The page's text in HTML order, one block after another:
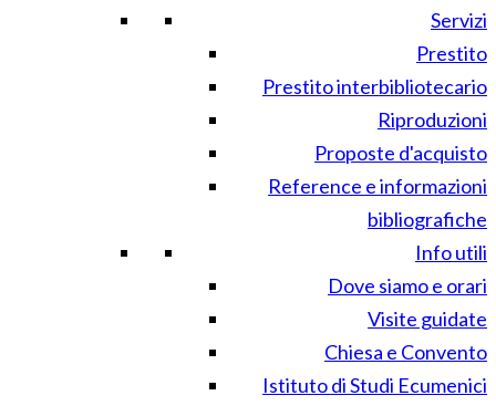
Servizi
Prestito
Prestito interbibliotecario
Riproduzioni
Proposte d'acquisto
Reference e informazioni
bibliografiche
Info utili
Dove siamo e orari
Visite guidate
Chiesa e Convento
Istituto di Studi Ecumenici